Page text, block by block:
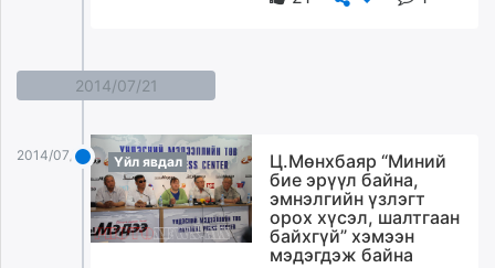
2014/07/21
2014/07/21 Үйл явдал
Ц.Мөнхбаяр “Миний
бие эрүүл байна,
эмнэлгийн үзлэгт
орох хүсэл, шалтгаан
байхгүй” хэмээн
мэдэгдэж байна